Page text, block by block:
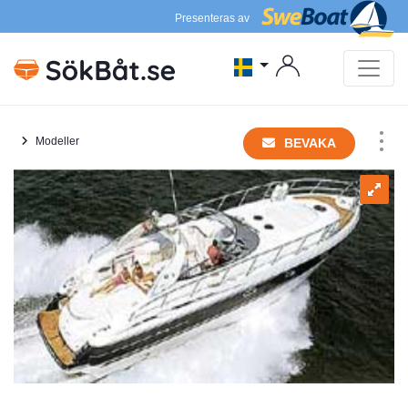
Presenteras av
Modeller BEVAKA